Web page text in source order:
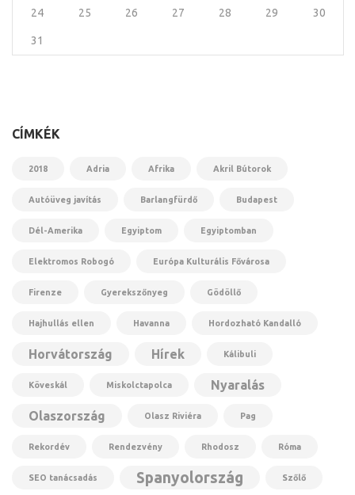
24 25 26 27 28 29 30
31
CÍMKÉK
2018 Adria Afrika Akril Bútorok
Autóüveg javítás Barlangfürdő Budapest
Dél-Amerika Egyiptom Egyiptomban
Elektromos Robogó Európa Kulturális Fővárosa
Firenze Gyerekszőnyeg Gödöllő
Hajhullás ellen Havanna Hordozható Kandalló
Horvátország Hírek Kálibuli
Köveskál Miskolctapolca Nyaralás
Olaszország Olasz Riviéra Pag
Rekordév Rendezvény Rhodosz Róma
SEO tanácsadás Spanyolország Szőlő